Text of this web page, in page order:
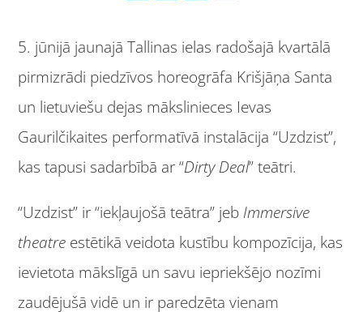
5. jūnijā jaunajā Tallinas ielas radošajā kvartālā
pirmizrādi piedzīvos horeogrāfa Krišjāņa Santa
un lietuviešu dejas mākslinieces Ievas
Gaurilčikaites performatīvā instalācija “Uzdzist”,
kas tapusi sadarbībā ar “Dirty Deal” teātri.
“Uzdzist” ir “iekļaujošā teātra” jeb Immersive
theatre estētikā veidota kustību kompozīcija, kas
ievietota mākslīgā un savu iepriekšējo nozīmi
zaudējušā vidē un ir paredzēta vienam